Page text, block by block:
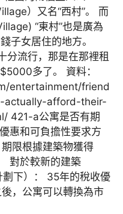
）又名“西村”。 而
“東村”也是廣為
子女居住的地方。
分流行，那是在那裡租
多了。 資料：
entertainment/friend
actually-afford-their-
421-a公寓是否有期
惠和可負擔性要求方
限根據建築物獲得
對於較新的建築
劃下）： 35年的稅收優
，公寓可以轉換為市